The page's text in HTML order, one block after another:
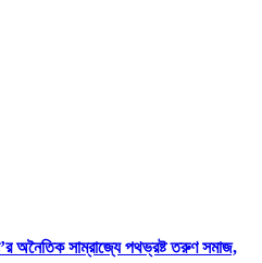
অনৈতিক সাম্রাজ্যে পথভ্রষ্ট তরুণ সমাজ,